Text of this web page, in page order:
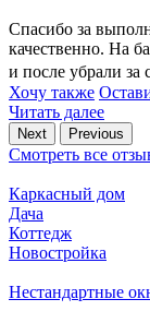
Спасибо за
качественно. На
и после убрали
Хочу также
Читать далее
Next Previous
Смотреть все
Каркасный дом
Дача
Коттедж
Новостройка
Нестандартные